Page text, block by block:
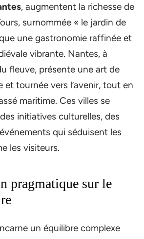
, augmentent la richesse de
surnommée « le jardin de
une gastronomie raffinée et
vibrante. Nantes, à
fleuve, présente une art de
et tournée vers l’avenir, tout en
maritime. Ces villes se
initiatives culturelles, des
qui séduisent les
les visiteurs.
pragmatique sur le
un équilibre complexe